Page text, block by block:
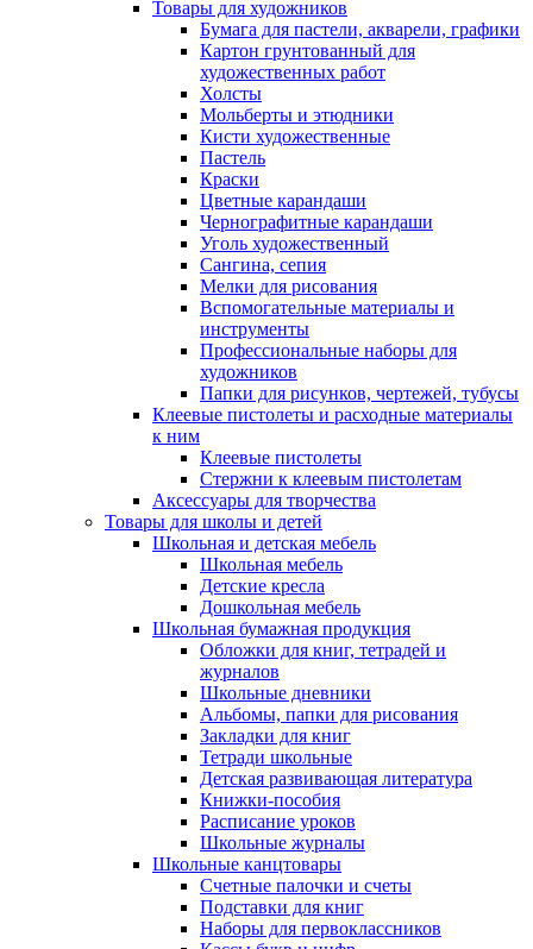
Товары для художников
Бумага для пастели, акварели, графики
Картон грунтованный для
художественных работ
Холсты
Мольберты и этюдники
Кисти художественные
Пастель
Краски
Цветные карандаши
Чернографитные карандаши
Уголь художественный
Сангина, сепия
Мелки для рисования
Вспомогательные материалы и
инструменты
Профессиональные наборы для
художников
Папки для рисунков, чертежей, тубусы
Клеевые пистолеты и расходные материалы
к ним
Клеевые пистолеты
Стержни к клеевым пистолетам
Аксессуары для творчества
Товары для школы и детей
Школьная и детская мебель
Школьная мебель
Детские кресла
Дошкольная мебель
Школьная бумажная продукция
Обложки для книг, тетрадей и
журналов
Школьные дневники
Альбомы, папки для рисования
Закладки для книг
Тетради школьные
Детская развивающая литература
Книжки-пособия
Расписание уроков
Школьные журналы
Школьные канцтовары
Счетные палочки и счеты
Подставки для книг
Наборы для первоклассников